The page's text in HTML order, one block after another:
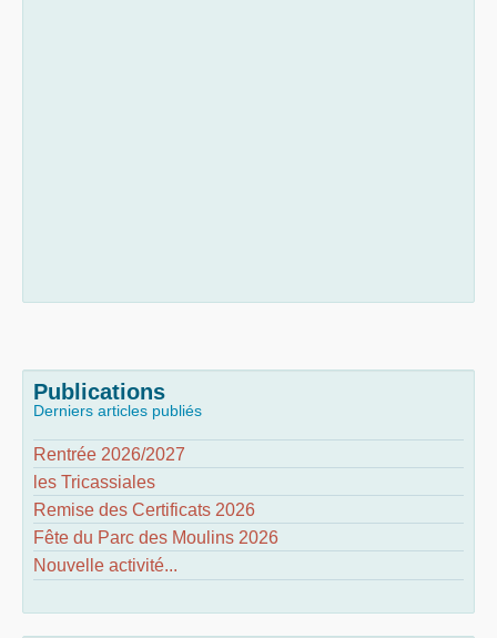
Publications
Derniers articles publiés
Rentrée 2026/2027
les Tricassiales
Remise des Certificats 2026
Fête du Parc des Moulins 2026
Nouvelle activité...